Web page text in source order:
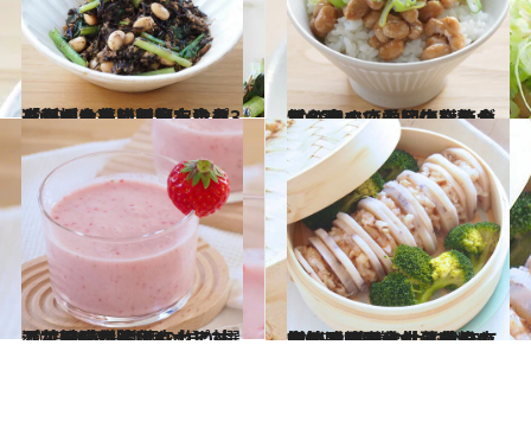
2025.4.22
【春のめまい対策！】心身が揺らいで不安定になりがちな季節だからこそ「朝ごはん」に何を食べるかが大事。元気をチャージする薬膳朝食レシピ3選
グルメ 2025.4.8
【心身の疲労回復】心が乱れやすい季節の変わり目に食べて心と体を整える！春のストレス対策食材6選
グルメ
2025.3.20
【花粉症対策にも！】甘酒で胃腸から免疫力アップ。 自家製甘酒の作り方と甘酒活用薬膳レシピ3選
グルメ 2025.2.21
今すぐ始められる花粉症対策！ 薬膳の力で今年こそ快適な春に。目の痒み解消、デトックス効果も期待できる食材、食べ方、睡眠【養生暮らしのヒント8選】
グルメ